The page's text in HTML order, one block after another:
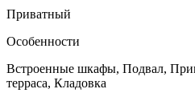
Приватный
Особенности
Встроенные шкафы, Подвал,
терраса, Кладовка